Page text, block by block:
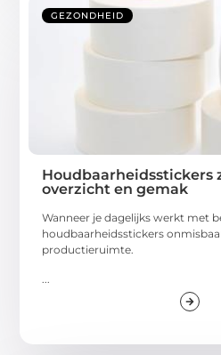
GEZONDHEID
Houdbaarheidsstickers
overzicht en gemak
Wanneer je dagelijks werkt met
houdbaarheidsstickers
productieruimte.